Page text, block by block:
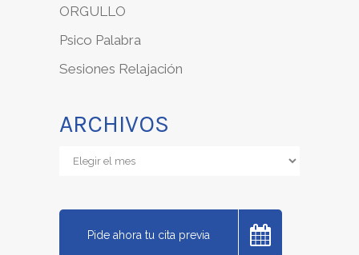
ORGULLO
Psico Palabra
Sesiones Relajación
ARCHIVOS
Archivos
Pide ahora tu cita previa